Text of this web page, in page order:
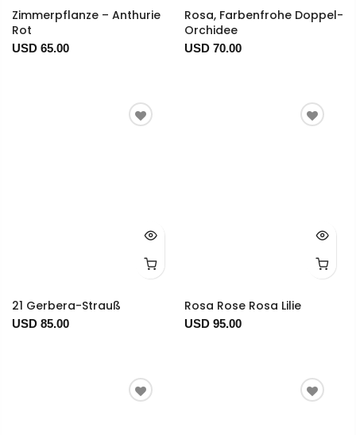
Zimmerpflanze – Anthurie
Rot
USD 65.00
Rosa, Farbenfrohe Doppel-
Orchidee
USD 70.00
21 Gerbera-Strauß
USD 85.00
Rosa Rose Rosa Lilie
USD 95.00